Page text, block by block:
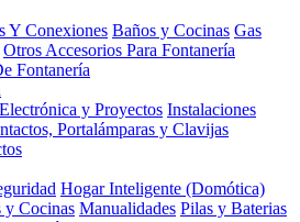
Y Conexiones Baños y Cocinas Gas
Otros Accesorios Para Fontanería
Fontanería
Electrónica y Proyectos Instalaciones
Portalámparas y Clavijas
Hogar Inteligente (Domótica)
y Cocinas Manualidades Pilas y Baterias